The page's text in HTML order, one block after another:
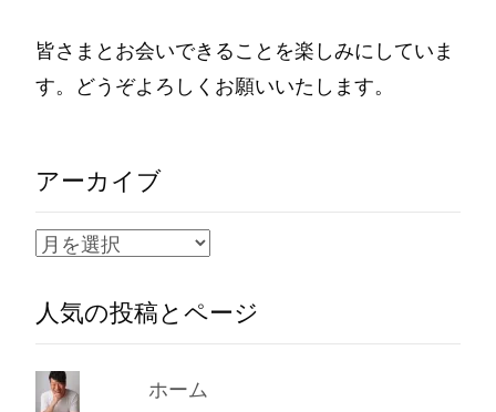
皆さまとお会いできることを楽しみにしていま
す。どうぞよろしくお願いいたします。
アーカイブ
ア
カ
イ
ブ
人気の投稿とページ
ホーム